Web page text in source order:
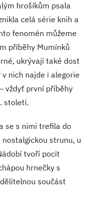
hrošíkům psala
celá série knih a
fenomén můžeme
příběhy Mumínků
ukrývají také dost
nich najde i alegorie
vždyť první příběhy
století.
se s nimi trefila do
strunu, u
tvoří pocit
hrnečky s
součást